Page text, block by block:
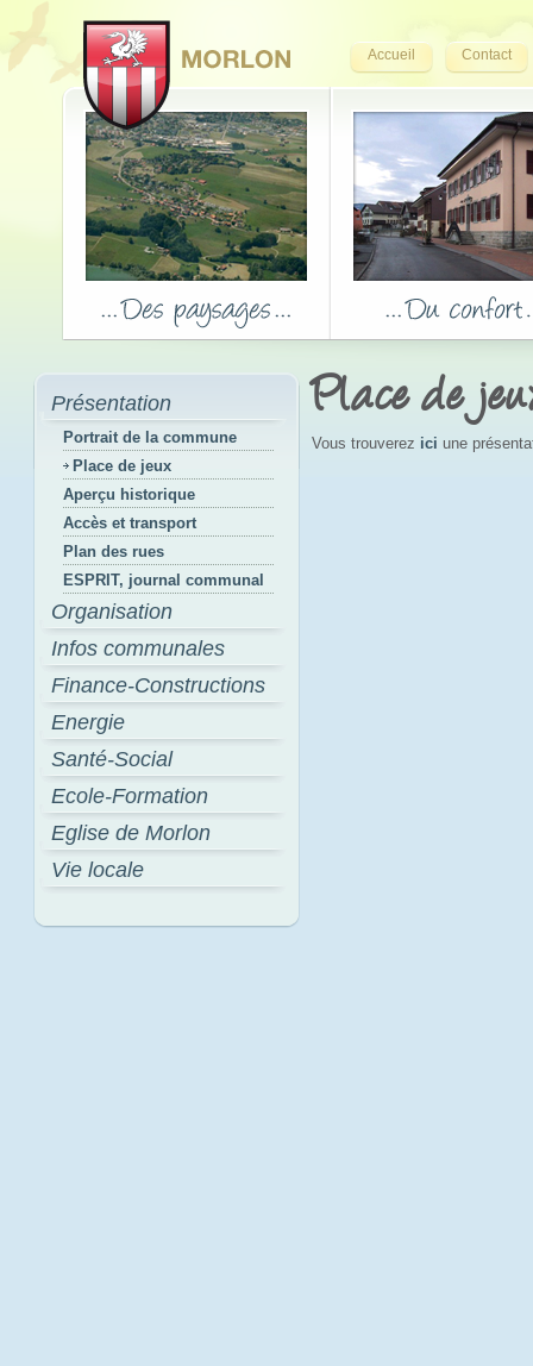
Accueil Contact
Présentation
Portrait de la commune
Place de jeux
Aperçu historique
Accès et transport
Plan des rues
ESPRIT, journal communal
Organisation
Infos communales
Finance-Constructions
Energie
Santé-Social
Ecole-Formation
Eglise de Morlon
Vie locale
Place de
Vous trouverez ici une